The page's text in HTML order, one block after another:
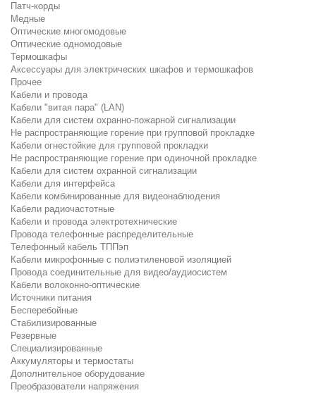
Патч-корды
Медные
Оптические многомодовые
Оптические одномодовые
Термошкафы
Аксессуары для электрических шкафов и термошкафов
Прочее
Кабели и провода
Кабели "витая пара" (LAN)
Кабели для систем охранно-пожарной сигнализации
Не распространяющие горение при групповой прокладке
Кабели огнестойкие для групповой прокладки
Не распространяющие горение при одиночной прокладке
Кабели для систем охранной сигнализации
Кабели для интерфейса
Кабели комбинированные для видеонаблюдения
Кабели радиочастотные
Кабели и провода электротехнические
Провода телефонные распределительные
Телефонный кабель ТППэп
Кабели микрофонные с полиэтиленовой изоляцией
Провода соединительные для видео/аудиосистем
Кабели волоконно-оптические
Источники питания
Бесперебойные
Стабилизированные
Резервные
Специализированные
Аккумуляторы и термостаты
Дополнительное оборудование
Преобразователи напряжения